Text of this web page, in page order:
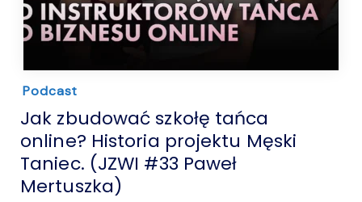
Podcast
Jak zbudować szkołę tańca
online? Historia projektu Męski
Taniec. (JZWI #33 Paweł
Mertuszka)